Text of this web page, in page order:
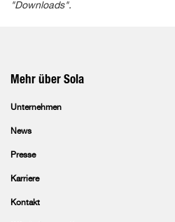
"Downloads".
Mehr über Sola
Unternehmen
News
Presse
Karriere
Kontakt